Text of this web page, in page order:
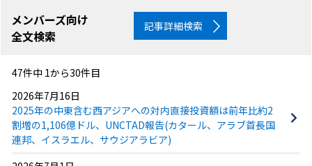
メンバーズ向け
全文検索
記事詳細検索
47件中 1から30件目
2026年7月16日
2025年の中東含む西アジアへの対内直接投資額は前年比約2
割増の1,106億ドル、UNCTAD報告(カタール、アラブ首長国
連邦、イスラエル、サウジアラビア)